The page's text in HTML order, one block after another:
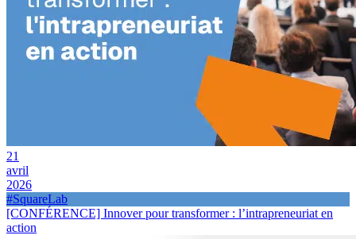
21
avril
2026
#SquareLab
[CONFÉRENCE] Innover pour transformer : l’intrapreneuriat en
action